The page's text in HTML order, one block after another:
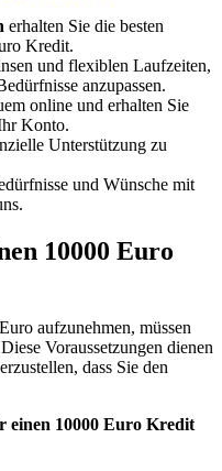
erhalten Sie die besten
Kredit.
und flexiblen Laufzeiten,
anzupassen.
online und erhalten Sie
Konto.
Unterstützung zu
und Wünsche mit
10000 Euro
aufzunehmen, müssen
Voraussetzungen dienen
dass Sie den
einen 10000 Euro Kredit